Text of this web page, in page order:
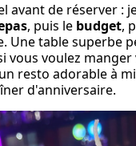
avant de réserver :
, puis le budget,
Une table superbe
vous voulez
resto adorable à
d'anniversaire.